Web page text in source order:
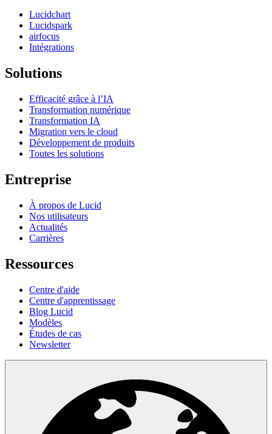
Lucidchart
Lucidspark
airfocus
Intégrations
Solutions
Efficacité grâce à l’IA
Transformation numérique
Transformation IA
Migration vers le cloud
Développement de produits
Toutes les solutions
Entreprise
À propos de Lucid
Nos utilisateurs
Actualités
Carrières
Ressources
Centre d'aide
Centre d'apprentissage
Blog Lucid
Modèles
Études de cas
Newsletter